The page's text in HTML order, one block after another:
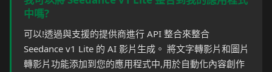
中嗎?
可以!透過與支援的提供商進行 API 整合來整合
Seedance v1 Lite 的 AI 影片生成。 將文字轉影片和圖片
轉影片功能添加到您的應用程式中,用於自動化內容創作